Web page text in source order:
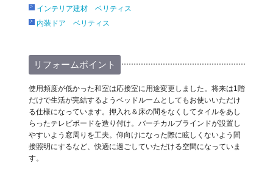
インテリア建材 ベリティス
内装ドア ベリティス
リフォームポイント
使用頻度が低かった和室は応接室に用途変更しました。将来は1階
だけで生活が完結するようベッドルームとしてもお使いいただけ
る仕様になっています。押入れ＆床の間をなくしてタイルをあし
らったテレビボードを造り付け。バーチカルブラインドが設置し
やすいよう窓周りを工夫。仰向けになった際に眩しくないよう間
接照明にするなど、快適に過ごしていただける空間になっていま
す。